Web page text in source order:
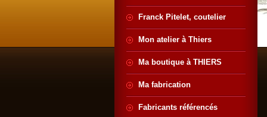
Franck Pitelet, coutelier
Mon atelier à Thiers
Ma boutique à THIERS
Ma fabrication
Fabricants référencés